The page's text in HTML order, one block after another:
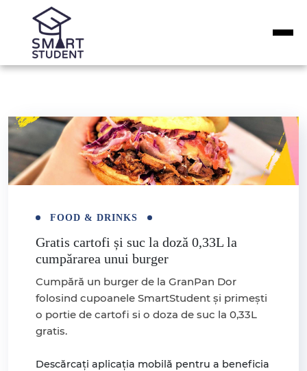
FOOD & DRINKS
Gratis cartofi și suc la doză 0,33L la
cumpărarea unui burger
Cumpără un burger de la GranPan Dor
folosind cupoanele SmartStudent și primești
o portie de cartofi si o doza de suc la 0,33L
gratis.
Descărcați aplicația mobilă pentru a beneficia